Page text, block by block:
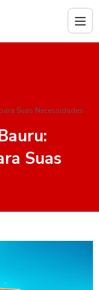
Suas Necessidades
Suas